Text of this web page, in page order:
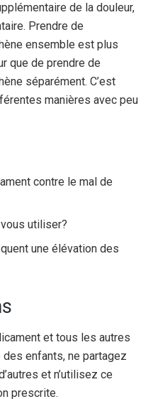
de la douleur,
Prendre de
ensemble est plus
que de prendre de
séparément. C’est
manières avec peu
contre le mal de
utiliser?
une élévation des
et tous les autres
enfants, ne partagez
et n’utilisez ce
prescrite.